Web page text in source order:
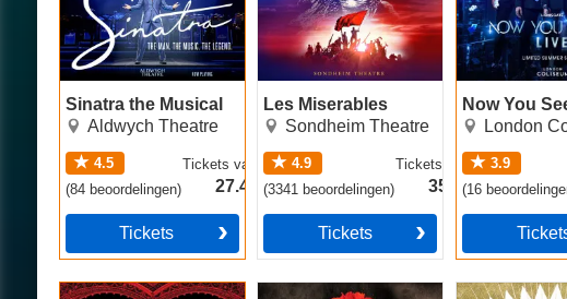
Sinatra the Musical
Aldwych Theatre
4.5
(84beoordelingen)
Tickets vanaf
27.49€
Tickets
Les Miserables
Sondheim Theatre
4.9
(3341 beoordelingen)
Tickets vanaf
35.49€
Tickets
Now You
London
3.9
(16
Moulin Rouge! The
Hadestown The Book of